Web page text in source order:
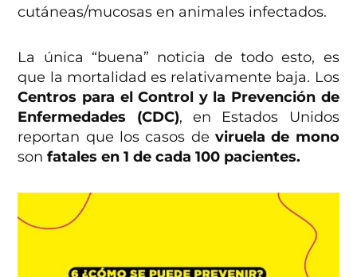
cutáneas/mucosas en animales infectados.
La única “buena” noticia de todo esto, es
que la mortalidad es relativamente baja. Los
Centros para el Control y la Prevención de
Enfermedades (CDC), en Estados Unidos
reportan que los casos de viruela de mono
sonfatales en 1 de cada 100 pacientes.